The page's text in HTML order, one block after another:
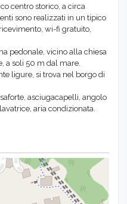
centro storico, a circa
sono realizzati in un tipico
wi-fi gratuito,
pedonale, vicino alla chiesa
a soli 50 m dal mare.
ligure, si trova nel borgo di
asciugacapelli, angolo
aria condizionata.